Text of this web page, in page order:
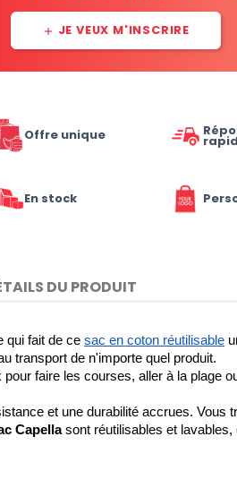
add JE VEUX M'INSCRIRE
Offre unique
En stock
DU PRODUIT
qui fait de ce sac en coton réutilisable
transport de n'importe quel produit.
faire les courses, aller à la plage
et une durabilité accrues. Vous
Capella sont réutilisables et lavables,